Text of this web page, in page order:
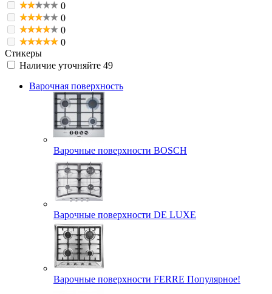
0
0
0
0
Стикеры
Наличие уточняйте 49
Варочная поверхность
Варочные поверхности BOSCH
Варочные поверхности DE LUXE
Варочные поверхности FERRE Популярное!